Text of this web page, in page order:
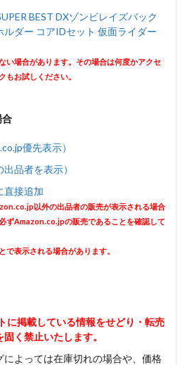
BEST DXゾンビレイズバック
ルダー コアIDセット 仮面ライダー
い場合があります。その場合は何度かアクセ
もお試しください。
合
優先表示）
品者を表示）
直接追加
以外の出品者の販売が表示される場合
ずAmazon.co.jpの販売であることを確認して
表示される場合があります。
に掲載している情報をせどり・転売
く禁止いたします。
によっては在庫切れの場合や、価格